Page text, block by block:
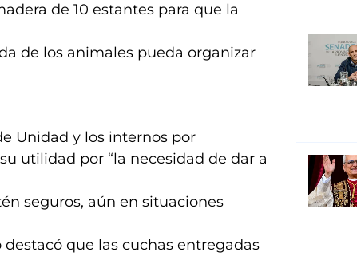
de 10 estantes para que la
de los animales pueda organizar
Unidad y los internos por
utilidad por “la necesidad de dar a
seguros, aún en situaciones
destacó que las cuchas entregadas